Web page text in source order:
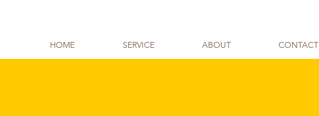
HOME SERVICE ABOUT CONTACT